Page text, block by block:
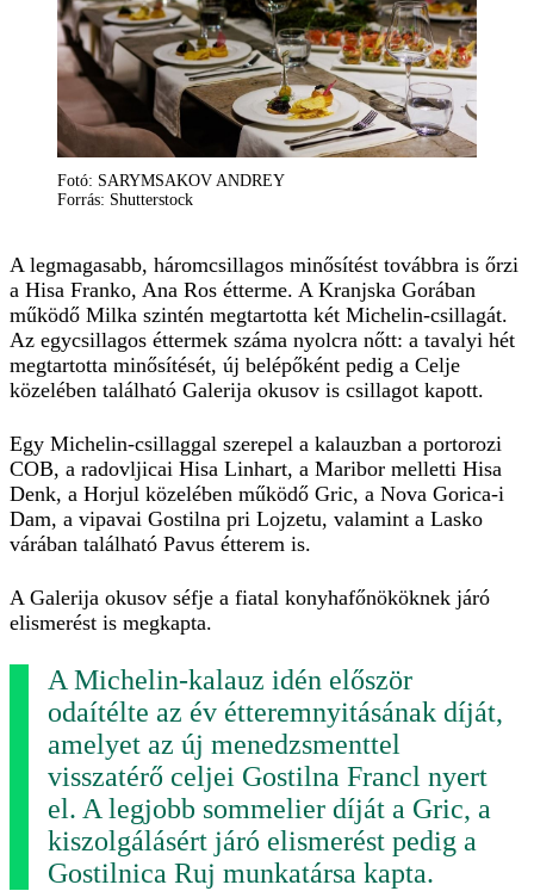
Fotó: SARYMSAKOV ANDREY
Forrás: Shutterstock
A legmagasabb, háromcsillagos minősítést továbbra is őrzi
a Hisa Franko, Ana Ros étterme. A Kranjska Gorában
működő Milka szintén megtartotta két Michelin-csillagát.
Az egycsillagos éttermek száma nyolcra nőtt: a tavalyi hét
megtartotta minősítését, új belépőként pedig a Celje
közelében található Galerija okusov is csillagot kapott.
Egy Michelin-csillaggal szerepel a kalauzban a portorozi
COB, a radovljicai Hisa Linhart, a Maribor melletti Hisa
Denk, a Horjul közelében működő Gric, a Nova Gorica-i
Dam, a vipavai Gostilna pri Lojzetu, valamint a Lasko
várában található Pavus étterem is.
A Galerija okusov séfje a fiatal konyhafőnököknek járó
elismerést is megkapta.
A Michelin-kalauz idén először
odaítélte az év étteremnyitásának díját,
amelyet az új menedzsmenttel
visszatérő celjei Gostilna Francl nyert
el. A legjobb sommelier díját a Gric, a
kiszolgálásért járó elismerést pedig a
Gostilnica Ruj munkatársa kapta.